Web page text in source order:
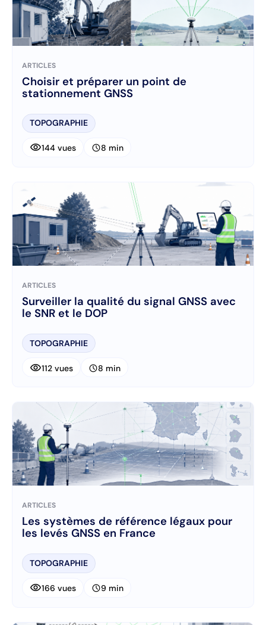
ARTICLES
Choisir et préparer un point de
stationnement GNSS
TOPOGRAPHIE
visibility144 vues schedule8 min
ARTICLES
Surveiller la qualité du signal GNSS avec
le SNR et le DOP
TOPOGRAPHIE
visibility112 vues schedule8 min
ARTICLES
Les systèmes de référence légaux pour
les levés GNSS en France
TOPOGRAPHIE
visibility166 vues schedule9 min